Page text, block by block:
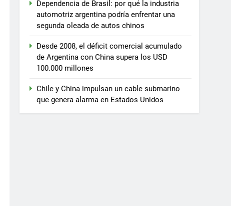
Dependencia de Brasil: por qué la industria
automotriz argentina podría enfrentar una
segunda oleada de autos chinos
Desde 2008, el déficit comercial acumulado
de Argentina con China supera los USD
100.000 millones
Chile y China impulsan un cable submarino
que genera alarma en Estados Unidos